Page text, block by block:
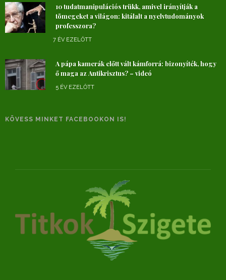
10 tudatmanipulációs trükk, amivel irányítják a
tömegeket a világon: kitálalt a nyelvtudományok
professzora?
7 ÉV EZELŐTT
A pápa kamerák előtt vált kámforrá: bizonyíték, hogy
ő maga az Antikrisztus? – videó
5 ÉV EZELŐTT
KÖVESS MINKET FACEBOOKON IS!